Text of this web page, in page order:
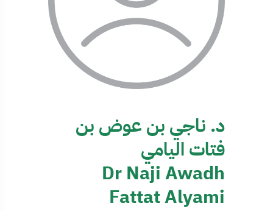
د. ناجي بن عوض بن
فتات اليامي
Dr Naji Awadh
Fattat Alyami